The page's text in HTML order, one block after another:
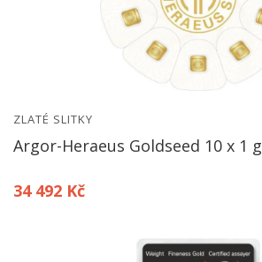
ZLATÉ SLITKY
Argor-Heraeus Goldseed 10 x 1 g
34 492 Kč